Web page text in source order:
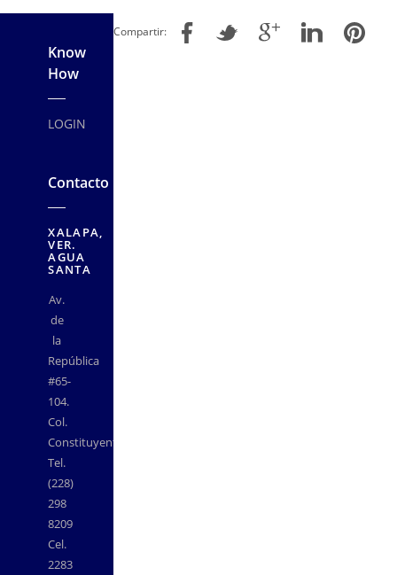
Compartir:
Know
How
LOGIN
Contacto
XALAPA,
VER.
AGUA
SANTA
Av.
de
la
República
#65-
104.
Col.
Constituyentes.
Tel.
(228)
298
8209
Cel.
2283